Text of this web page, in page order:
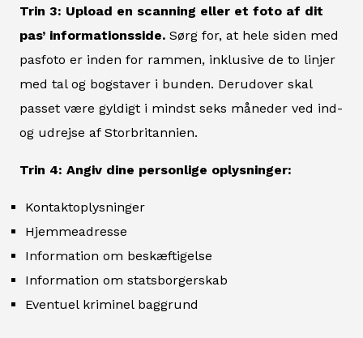
Trin 3: Upload en scanning eller et foto af dit
pas’ informationsside. Sørg for, at hele siden med
pasfoto er inden for rammen, inklusive de to linjer
med tal og bogstaver i bunden. Derudover skal
passet være gyldigt i mindst seks måneder ved ind-
og udrejse af Storbritannien.
Trin 4: Angiv dine personlige oplysninger:
Kontaktoplysninger
Hjemmeadresse
Information om beskæftigelse
Information om statsborgerskab
Eventuel kriminel baggrund